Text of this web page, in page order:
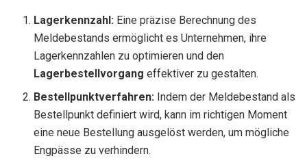
Lagerkennzahl: Eine präzise Berechnung des
Meldebestands ermöglicht es Unternehmen, ihre
Lagerkennzahlen zu optimieren und den
Lagerbestellvorgang effektiver zu gestalten.
Bestellpunktverfahren: Indem der Meldebestand als
Bestellpunkt definiert wird, kann im richtigen Moment
eine neue Bestellung ausgelöst werden, um mögliche
Engpässe zu verhindern.